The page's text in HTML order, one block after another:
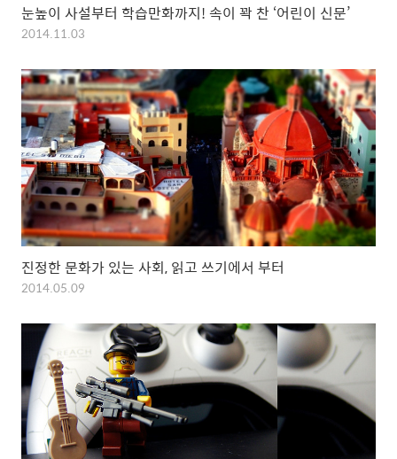
눈높이 사설부터 학습만화까지! 속이 꽉 찬 ‘어린이 신문’
2014.11.03
진정한 문화가 있는 사회, 읽고 쓰기에서 부터
2014.05.09